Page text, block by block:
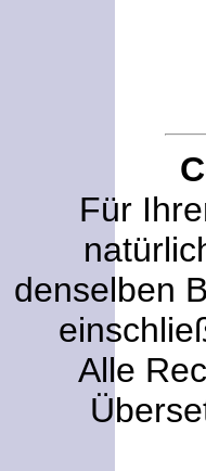
Für
denselben
Alle